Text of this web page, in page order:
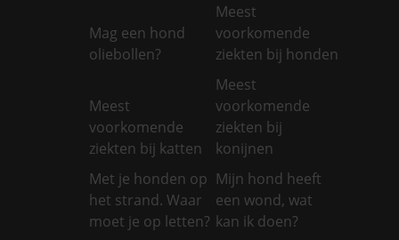
Mag een hond
oliebollen?
Meest
voorkomende
ziekten bij honden
Meest
voorkomende
ziekten bij katten
Meest
voorkomende
ziekten bij
konijnen
Met je honden op
het strand. Waar
moet je op letten?
Mijn hond heeft
een wond, wat
kan ik doen?